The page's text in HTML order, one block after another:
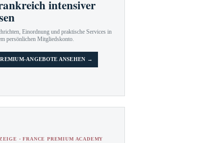
intensiver
Einordnung und praktische Services in
persönlichen Mitgliedskonto.
ANGEBOTE ANSEHEN →
· FRANCE PREMIUM ACADEMY